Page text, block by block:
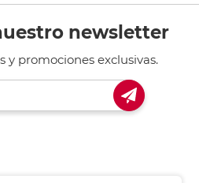
newsletter
y promociones exclusivas.